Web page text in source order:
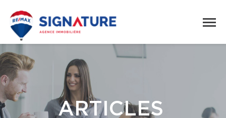
ARTICLES